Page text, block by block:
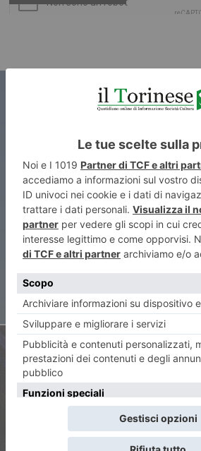
ARTICOLO
Strisce blu a
festivi fino alla
Natale
ARTICOLO